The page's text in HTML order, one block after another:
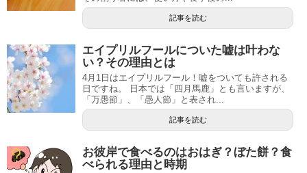
記事を読む
エイプリルフールについた嘘は叶わな
い？その理由とは
4月1日はエイプリルフール！嘘をついても許される
日ですね。 日本では「四月馬鹿」とも言いますが、
「万愚節」、「愚人節」と表され...
記事を読む
お彼岸で食べるのはおはぎ？ぼた餅？食
べられる理由と時期